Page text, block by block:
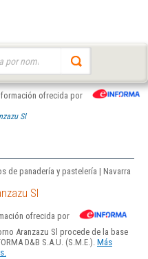
ofrecida por
Sl
de panadería y pastelería | Navarra
Sl
ofrecida por
Aranzazu Sl procede de la base
D&B S.A.U. (S.M.E.). Más